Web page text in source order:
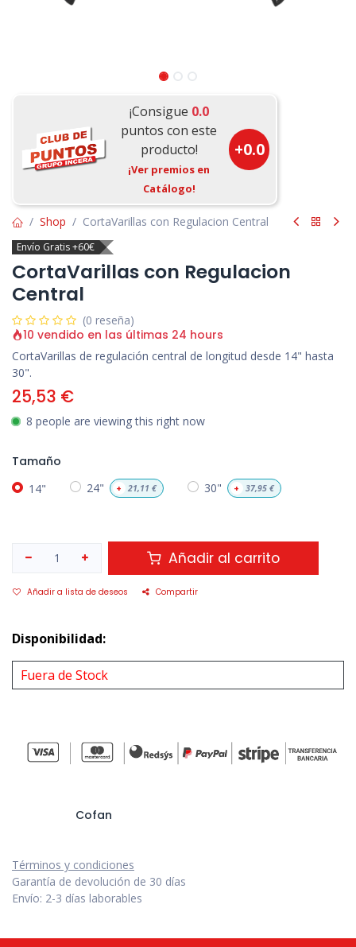
¡Consigue 0.0
puntos con este
producto!
¡Ver premios en
Catálogo!
+0.0
Shop CortaVarillas con Regulacion Central
Envío Gratis +60€
CortaVarillas con Regulacion
Central
(0 reseña)
10 vendido en las últimas 24 hours
CortaVarillas de regulación central de longitud desde 14" hasta
30".
25,53 €
8 people are viewing this right now
Tamaño
14" 24" + 21,11 € 30" + 37,95€
Añadir al carrito
Añadir a lista de deseos Compartir
Disponibilidad:
Fuera de Stock
Cofan
Términos y condiciones
Garantía de devolución de 30 días
Envío: 2-3 días laborables